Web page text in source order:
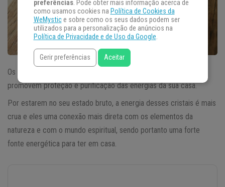
Os
promovem proteção e purificação das energias da sua casa.
Por estarem no seu estado bruto, a energia desses cristais é mais
crua e eles uma conexão mais direta com os elementos da
natureza e com o mundo espiritual, sendo portanto uma forte
fonte energética para ter em casa.
preferências. Pode obter mais informação acerca de
como usamos cookies na Política de Cookies da
WeMystice sobre como os seus dados podem ser
utilizados para a personalização de anúncios na
Política de Privacidade e de Uso da Google.
Gerir preferências Aceitar